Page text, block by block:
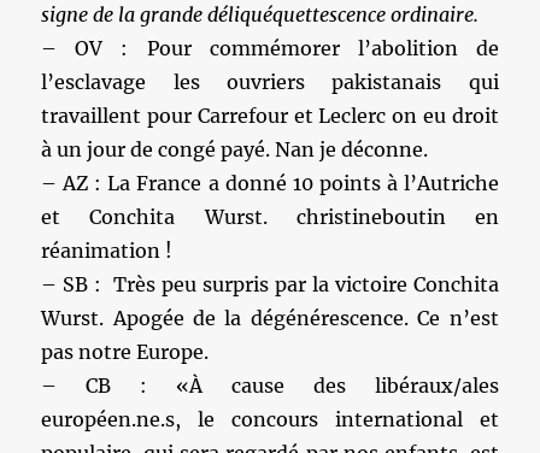
signe de la grande déliquéquettescence ordinaire.
– OV : Pour commémorer l’abolition de
l’esclavage les ouvriers pakistanais qui
travaillent pour Carrefour et Leclerc on eu droit
à un jour de congé payé. Nan je déconne.
– AZ : La France a donné 10 points à l’Autriche
et Conchita Wurst. christineboutin en
réanimation !
– SB : Très peu surpris par la victoire Conchita
Wurst. Apogée de la dégénérescence. Ce n’est
pas notre Europe.
– CB : «À cause des libéraux/ales
européen.ne.s, le concours international et